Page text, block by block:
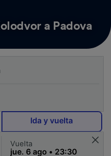
a Padova
Ida y vuelta
Vuelta